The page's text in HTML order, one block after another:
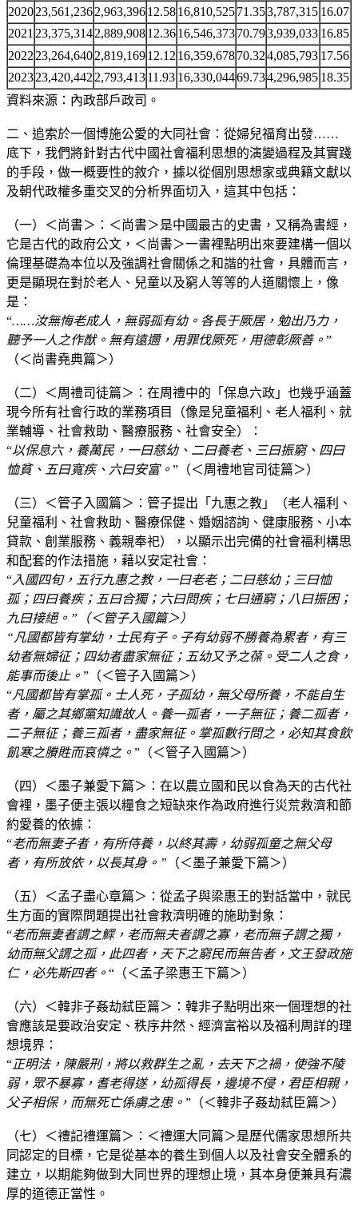
202023,561,2362,963,39612.5816,810,52571.353,787,315 16.07
2021 23,375,3142,889,90812.3616,546,37370.793,939,033 16.85
2022 23,264,6402,819,16912.12 16,359,67870.324,085,793 17.56
202323,420,442 2,793,41311.93 16,330,04469.734,296,985 18.35
資料來源：內政部戶政司。
二、追索於一個博施公愛的大同社會：從婦兒福育出發……
底下，我們將針對古代中國社會福利思想的演變過程及其實踐
的手段，做一概要性的敘介，據以從個別思想家或典籍文獻以
及朝代政權多重交叉的分析界面切入，這其中包括：
（一）＜尚書＞：＜尚書＞是中國最古的史書，又稱為書經，
它是古代的政府公文，＜尚書＞一書裡點明出來要建構一個以
倫理基礎為本位以及強調社會關係之和諧的社會，具體而言，
更是顯現在對於老人、兒童以及窮人等等的人道關懷上，像
是：
“……汝無悔老成人，無弱孤有幼。各長于厥居，勉出乃力，
聽予一人之作猷。無有遠邇，用罪伐厥死，用德彰厥善。 ”
（＜尚書堯典篇＞）
（二）＜周禮司徒篇＞：在周禮中的「保息六政」也幾乎涵蓋
現今所有社會行政的業務項目（像是兒童福利、老人福利、就
業輔導、社會救助、醫療服務、社會安全）：
“以保息六，養萬民，一曰慈幼、二曰養老、三曰振窮、四曰
恤貧、五曰寬疾、六曰安富。 ”（＜周禮地官司徒篇＞）
（三）＜管子入國篇＞：管子提出「九惠之教」（老人福利、
兒童福利、社會救助、醫療保健、婚姻諮詢、健康服務、小本
貸款、創業服務、義親奉祀），以顯示出完備的社會福利構思
和配套的作法措施，藉以安定社會：
“入國四旬，五行九惠之教，一曰老老；二曰慈幼；三曰恤
孤；四曰養疾；五曰合獨；六曰問疾；七曰通窮；八曰振困；
九曰接絕。”（＜管子入國篇＞）
“凡國都皆有掌幼，士民有子。子有幼弱不勝養為累者，有三
幼者無婦征；四幼者盡家無征；五幼又予之葆。受二人之食，
能事而後止。 ”（＜管子入國篇＞）
“凡國都皆有掌孤。士人死，子孤幼，無父母所養，不能自生
者，屬之其鄉黨知識故人。養一孤者，一子無征；養二孤者，
二子無征；養三孤者，盡家無征。掌孤數行問之，必知其食飲
飢寒之賸貹而哀憐之。 ”（＜管子入國篇＞）
（四）＜墨子兼愛下篇＞：在以農立國和民以食為天的古代社
會裡，墨子便主張以糧食之短缺來作為政府進行災荒救濟和節
約愛養的依據：
“老而無妻子者，有所侍養，以終其壽，幼弱孤童之無父母
者，有所放依，以長其身。” （＜墨子兼愛下篇＞）
（五）＜孟子盡心章篇＞：從孟子與梁惠王的對話當中，就民
生方面的實際問題提出社會救濟明確的施助對象：
“老而無妻者謂之鰥，老而無夫者謂之寡，老而無子謂之獨，
幼而無父謂之孤，此四者，天下之窮民而無告者，文王發政施
仁，必先斯四者。 “（＜孟子梁惠王下篇＞）
（六）＜韓非子姦劫弒臣篇＞：韓非子點明出來一個理想的社
會應該是要政治安定、秩序井然、經濟富裕以及福利周詳的理
想境界：
“正明法，陳嚴刑，將以救群生之亂，去天下之禍，使強不陵
弱，眾不暴寡，耆老得遂，幼孤得長，邊境不侵，君臣相親，
父子相保，而無死亡係虜之患。 ”（＜韓非子姦劫弒臣篇＞）
（七）＜禮記禮運篇＞：＜禮運大同篇＞是歷代儒家思想所共
同認定的目標，它是從基本的養生到個人以及社會安全體系的
建立，以期能夠做到大同世界的理想止境，其本身便兼具有濃
厚的道德正當性。